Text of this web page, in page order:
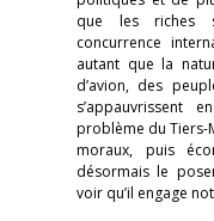
que les riches
concurrence
autant que la
d’avion, des
s’appauvrissent
problème du Tiers-
moraux, puis
désormais le
voir qu’il engage